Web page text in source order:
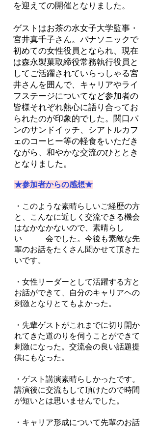
を迎えての開催となりました。
ゲストはお茶の水女子大学監事・
宮井真千子さん。パナソニックで
初めての女性役員となられ、現在
は森永製菓取締役常務執行役員と
してご活躍されていらっしゃる宮
井さんを囲んで、キャリアやライ
フステージについてなど参加者の
皆様それぞれ熱心に語り合ってお
られたのが印象的でした。関口パ
ンのサンドイッチ、シアトルカフ
ェのコーヒー等の軽食をいただき
ながら、和やかな交流のひととき
となりました。
★参加者からの感想★
​・このような素晴らしいご経歴の方
と、こんなに近しく交流できる機会
はなかなかないので、素晴らし
い 会でした。今後も素敵な先
輩のお話をたくさん聞かせて頂きた
いです。
・女性リーダーとして活躍する方と
お話ができて、自分のキャリアヘの
刺激となりとてもよかった。
・先輩ゲストがこれまでに切り開か
れてきた道のりを伺うことができて
剌激になった。交流会の良い話題提
供にもなった。
・ゲスト講演素晴らしかったです。
講演後に交流もして頂けたので時間
が短いとは思いませんでした。
・キャリア形成について先輩のお話